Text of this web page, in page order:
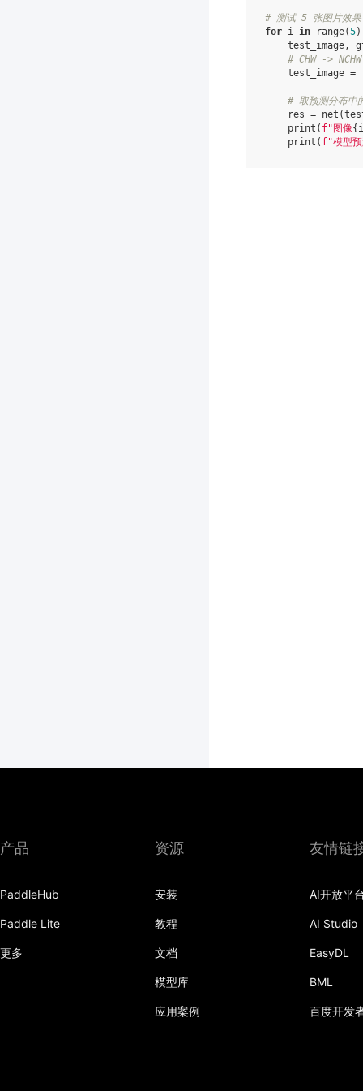
# 测试 5 张图片效果
for i in range(5
test_image,
# CHW -> NCHW
test_image =
# 取预测分布中
res = net (
print ( f"图像{ i
print ( f"模型
产品
PaddleHub
Paddle Lite
更多
资源
安装
教程
文档
模型库
应用案例
友情链
AI开放平
AI Studio
EasyDL
BML
百度开发